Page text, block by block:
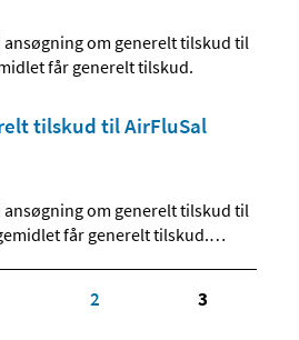
om generelt tilskud til
får generelt tilskud.
tilskud til AirFluSal
om generelt tilskud til
får generelt tilskud.…
2 3